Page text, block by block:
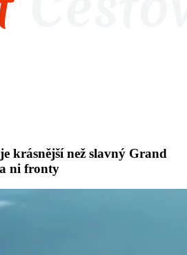
krásnější než slavný Grand
ni fronty